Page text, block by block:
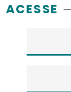
ACESSE